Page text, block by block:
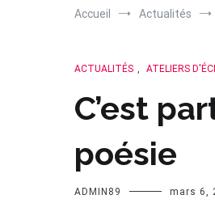
Accueil Actualités
ACTUALITÉS , ATELIERS
C’est
poésie
ADMIN89 mars 6,